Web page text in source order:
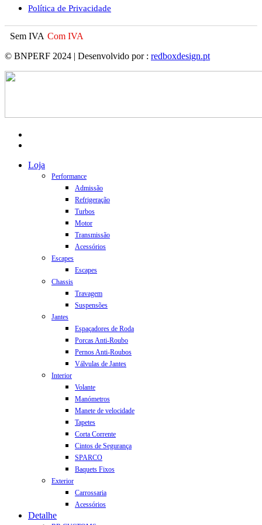
Política de Privacidade
Sem IVA Com IVA
© BNPERF 2024 | Desenvolvido por : redboxdesign.pt
Close
Loja
Performance
Admissão
Refrigeração
Turbos
Motor
Transmissão
Acessórios
Escapes
Escapes
Chassis
Travagem
Suspensões
Jantes
Espaçadores de Roda
Porcas Anti-Roubo
Pernos Anti-Roubos
Válvulas de Jantes
Interior
Volante
Manómetros
Manete de velocidade
Tapetes
Corta Corrente
Cintos de Segurança
SPARCO
Baquets Fixos
Exterior
Carrossaria
Acessórios
Detalhe